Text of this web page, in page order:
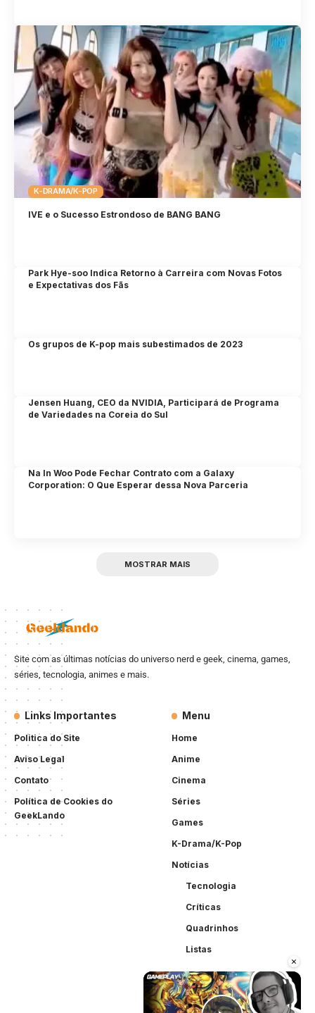
×
K-DRAMA/K-POP
IVE e o Sucesso Estrondoso de BANG BANG
Park Hye-soo Indica Retorno à Carreira com Novas Fotos
e Expectativas dos Fãs
Os grupos de K-pop mais subestimados de 2023
Jensen Huang, CEO da NVIDIA, Participará de Programa
de Variedades na Coreia do Sul
Na In Woo Pode Fechar Contrato com a Galaxy
Corporation: O Que Esperar dessa Nova Parceria
MOSTRAR MAIS
Site com as últimas notícias do universo nerd e geek, cinema, games,
séries, tecnologia, animes e mais.
Links Importantes
Politica do Site
Aviso Legal
Contato
Política de Cookies do
GeekLando
Menu
Home
Anime
Cinema
Séries
Games
K-Drama/K-Pop
Notícias
Tecnologia
Críticas
Quadrinhos
Listas